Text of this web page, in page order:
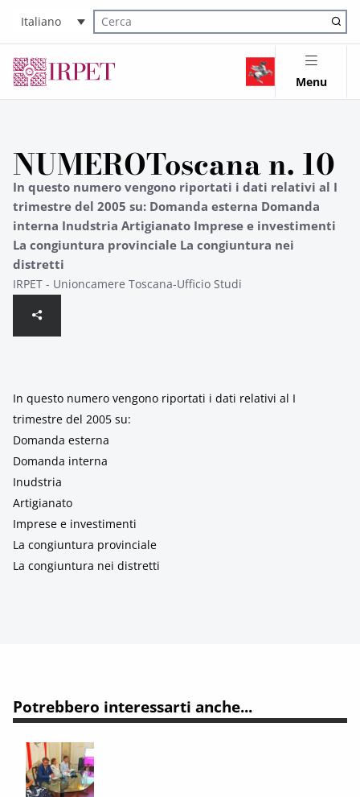
Italiano
Cerca nel sito
Menu
NUMEROToscana n. 10
In questo numero vengono riportati i dati relativi al I
trimestre del 2005 su: Domanda esterna Domanda
interna Inudstria Artigianato Imprese e investimenti
La congiuntura provinciale La congiuntura nei
distretti
IRPET - Unioncamere Toscana-Ufficio Studi
In questo numero vengono riportati i dati relativi al I
trimestre del 2005 su:
Domanda esterna
Domanda interna
Inudstria
Artigianato
Imprese e investimenti
La congiuntura provinciale
La congiuntura nei distretti
Potrebbero interessarti anche...